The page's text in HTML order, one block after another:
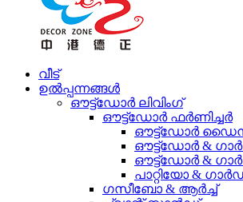
വീട്
ഉൽപ്പന്നങ്ങൾ
ഔട്ട്ഡോർ ലിവിംഗ്
ഔട്ട്ഡോർ ഫർണിച്ചർ
ഔട്ട്ഡോർ
ഔട്ട്ഡോർ &
ഔട്ട്ഡോർ &
പാറ്റിയോ &
ഗസീബോ & ആർച്ച്